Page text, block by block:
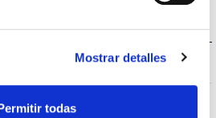
Mostrar detalles
todas
1018lm